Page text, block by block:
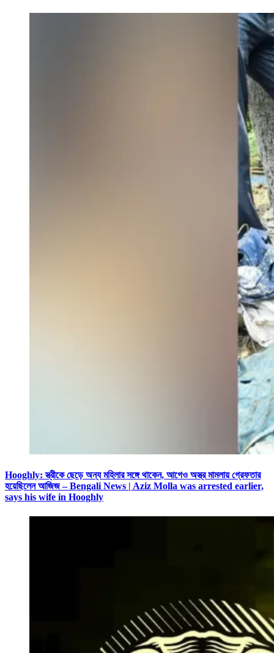
Hooghly: স্ত্রীকে ছেড়ে অন্য মহিলার সঙ্গে থাকেন, আগেও অস্ত্র মামলায় গ্রেফতার
হয়েছিলেন আজিজ – Bengali News | Aziz Molla was arrested earlier,
says his wife in Hooghly